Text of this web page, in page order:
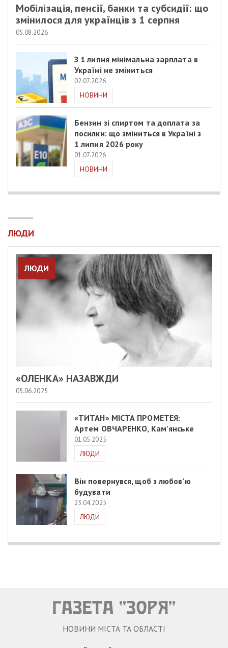
Мобілізація, пенсії, банки та субсидії: що
змінилося для українців з 1 серпня
05.08.2026
З 1 липня мінімальна зарплата в
Україні не зміниться
02.07.2026
НОВИНИ
Бензин зі спиртом та доплата за
посилки: що зміниться в Україні з
1 липня 2026 року
01.07.2026
НОВИНИ
ЛЮДИ
ЛЮДИ
«ОЛЕНКА» НАЗАВЖДИ
05.06.2025
«ТИТАН» МІСТА ПРОМЕТЕЯ:
Артем ОВЧАРЕНКО, Кам’янське
01.05.2025
ЛЮДИ
Він повернувся, щоб з любов’ю
будувати
23.04.2025
ЛЮДИ
НОВИНИ МІСТА ТА ОБЛАСТІ